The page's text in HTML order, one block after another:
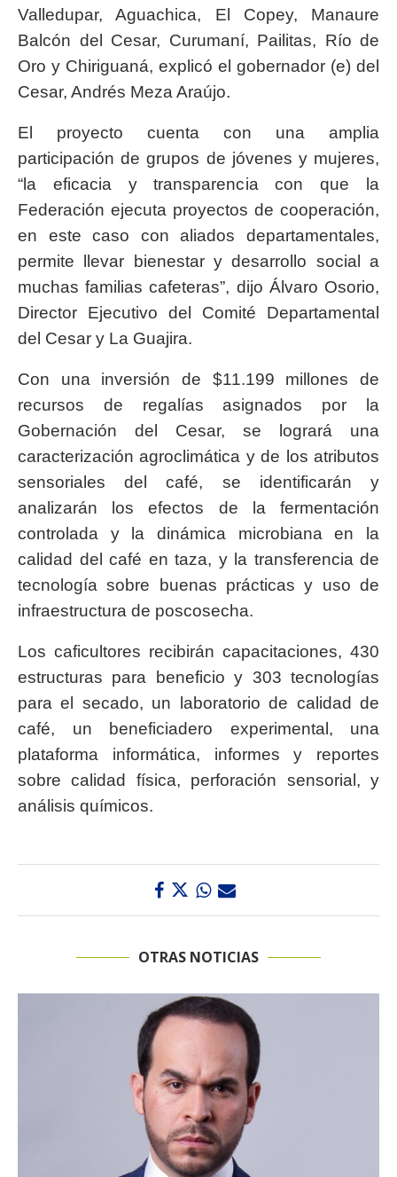
Valledupar, Aguachica, El Copey, Manaure
Balcón del Cesar, Curumaní, Pailitas, Río de
Oro y Chiriguaná, explicó el gobernador (e) del
Cesar, Andrés Meza Araújo.
El proyecto cuenta con una amplia
participación de grupos de jóvenes y mujeres,
“la eficacia y transparencia con que la
Federación ejecuta proyectos de cooperación,
en este caso con aliados departamentales,
permite llevar bienestar y desarrollo social a
muchas familias cafeteras”, dijo Álvaro Osorio,
Director Ejecutivo del Comité Departamental
del Cesar y La Guajira.
Con una inversión de $11.199 millones de
recursos de regalías asignados por la
Gobernación del Cesar, se logrará una
caracterización agroclimática y de los atributos
sensoriales del café, se identificarán y
analizarán los efectos de la fermentación
controlada y la dinámica microbiana en la
calidad del café en taza, y la transferencia de
tecnología sobre buenas prácticas y uso de
infraestructura de poscosecha.
Los caficultores recibirán capacitaciones, 430
estructuras para beneficio y 303 tecnologías
para el secado, un laboratorio de calidad de
café, un beneficiadero experimental, una
plataforma informática, informes y reportes
sobre calidad física, perforación sensorial, y
análisis químicos.
OTRAS NOTICIAS